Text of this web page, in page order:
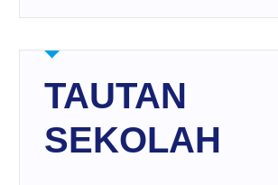
TAUTAN
SEKOLAH